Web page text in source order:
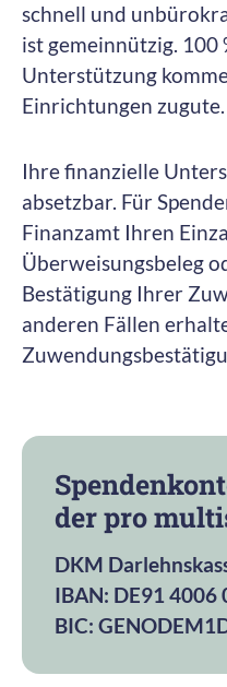
schnell und
ist gemeinnützig.
Unterstützung
Einrichtungen zugute.
Ihre finanzielle
absetzbar. Für
Finanzamt Ihren
Überweisungsbeleg
Bestätigung Ihrer
anderen Fällen
der pro
DKM
IBAN: DE91 4006
BIC: